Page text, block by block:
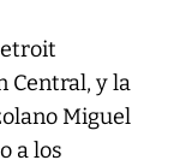
Central, y la
Miguel
a los